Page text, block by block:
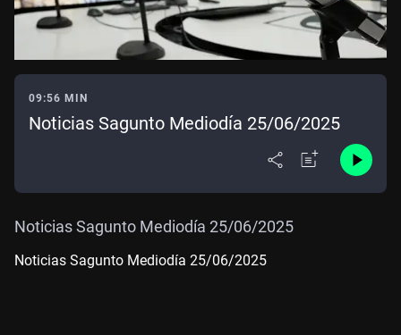
09:56 MIN
Noticias Sagunto Mediodía 25/06/2025
Noticias Sagunto Mediodía 25/06/2025
Noticias Sagunto Mediodía 25/06/2025